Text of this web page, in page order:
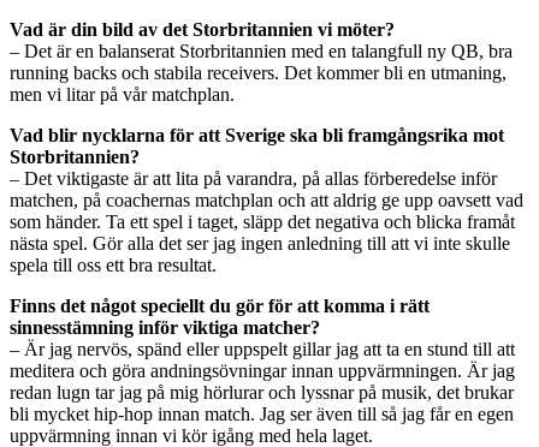
Vad är din bild av det Storbritannien vi möter?
– Det är en balanserat Storbritannien med en talangfull ny QB, bra
running backs och stabila receivers. Det kommer bli en utmaning,
men vi litar på vår matchplan.
Vad blir nycklarna för att Sverige ska bli framgångsrika mot
Storbritannien?
– Det viktigaste är att lita på varandra, på allas förberedelse inför
matchen, på coachernas matchplan och att aldrig ge upp oavsett vad
som händer. Ta ett spel i taget, släpp det negativa och blicka framåt
nästa spel. Gör alla det ser jag ingen anledning till att vi inte skulle
spela till oss ett bra resultat.
Finns det något speciellt du gör för att komma i rätt
sinnesstämning inför viktiga matcher?
– Är jag nervös, spänd eller uppspelt gillar jag att ta en stund till att
meditera och göra andningsövningar innan uppvärmningen. Är jag
redan lugn tar jag på mig hörlurar och lyssnar på musik, det brukar
bli mycket hip-hop innan match. Jag ser även till så jag får en egen
uppvärmning innan vi kör igång med hela laget.